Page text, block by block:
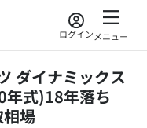
ログインメニュー
ダイナミックス
式)18年落ち
場